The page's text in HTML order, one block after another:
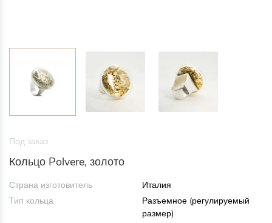
Под заказ
Кольцо Polvere, золото
Страна изготовитель
Италия
Тип кольца
Разъемное (регулируемый
размер)